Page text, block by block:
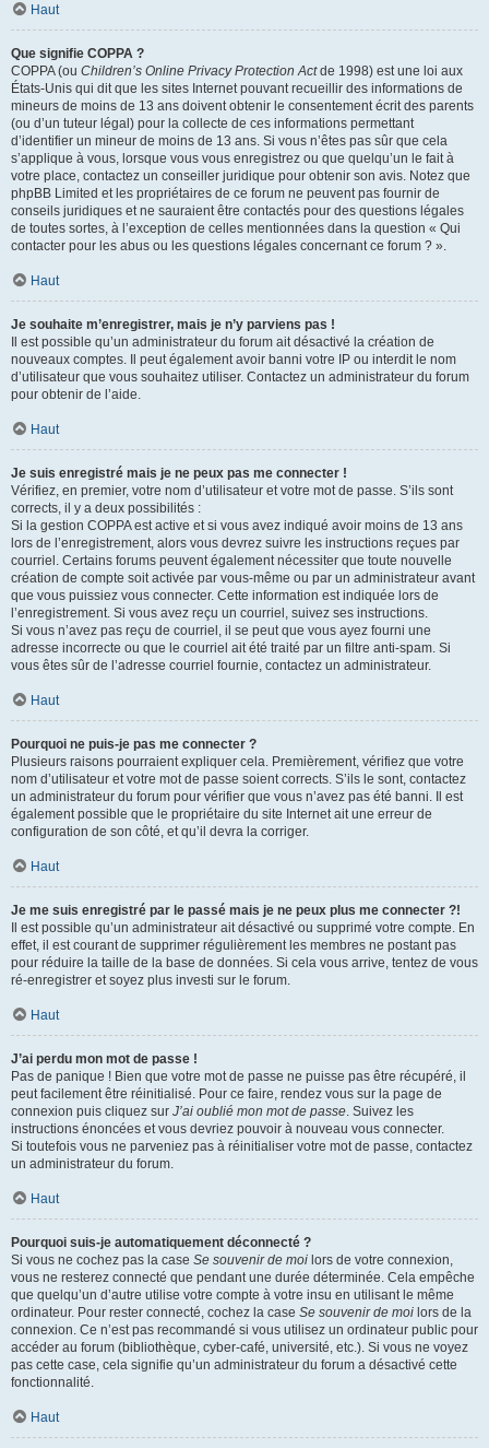
Haut
Que signifie COPPA ?
COPPA (ou Children’s Online Privacy Protection Actde 1998) est une loi aux
États-Unis qui dit que les sites Internet pouvant recueillir des informations de
mineurs de moins de 13 ans doivent obtenir le consentement écrit des parents
(ou d’un tuteur légal) pour la collecte de ces informations permettant
d’identifier un mineur de moins de 13 ans. Si vous n’êtes pas sûr que cela
s’applique à vous, lorsque vous vous enregistrez ou que quelqu’un le fait à
votre place, contactez un conseiller juridique pour obtenir son avis. Notez que
phpBB Limited et les propriétaires de ce forum ne peuvent pas fournir de
conseils juridiques et ne sauraient être contactés pour des questions légales
de toutes sortes, à l’exception de celles mentionnées dans la question « Qui
contacter pour les abus ou les questions légales concernant ce forum ? ».
Haut
Je souhaite m’enregistrer, mais je n’y parviens pas !
Il est possible qu’un administrateur du forum ait désactivé la création de
nouveaux comptes. Il peut également avoir banni votre IP ou interdit le nom
d’utilisateur que vous souhaitez utiliser. Contactez un administrateur du forum
pour obtenir de l’aide.
Haut
Je suis enregistré mais je ne peux pas me connecter !
Vérifiez, en premier, votre nom d’utilisateur et votre mot de passe. S’ils sont
corrects, il y a deux possibilités :
Si la gestion COPPA est active et si vous avez indiqué avoir moins de 13 ans
lors de l’enregistrement, alors vous devrez suivre les instructions reçues par
courriel. Certains forums peuvent également nécessiter que toute nouvelle
création de compte soit activée par vous-même ou par un administrateur avant
que vous puissiez vous connecter. Cette information est indiquée lors de
l’enregistrement. Si vous avez reçu un courriel, suivez ses instructions.
Si vous n’avez pas reçu de courriel, il se peut que vous ayez fourni une
adresse incorrecte ou que le courriel ait été traité par un filtre anti-spam. Si
vous êtes sûr de l’adresse courriel fournie, contactez un administrateur.
Haut
Pourquoi ne puis-je pas me connecter ?
Plusieurs raisons pourraient expliquer cela. Premièrement, vérifiez que votre
nom d’utilisateur et votre mot de passe soient corrects. S’ils le sont, contactez
un administrateur du forum pour vérifier que vous n’avez pas été banni. Il est
également possible que le propriétaire du site Internet ait une erreur de
configuration de son côté, et qu’il devra la corriger.
Haut
Je me suis enregistré par le passé mais je ne peux plus me connecter ?!
Il est possible qu’un administrateur ait désactivé ou supprimé votre compte. En
effet, il est courant de supprimer régulièrement les membres ne postant pas
pour réduire la taille de la base de données. Si cela vous arrive, tentez de vous
ré-enregistrer et soyez plus investi sur le forum.
Haut
J’ai perdu mon mot de passe !
Pas de panique ! Bien que votre mot de passe ne puisse pas être récupéré, il
peut facilement être réinitialisé. Pour ce faire, rendez vous sur la page de
connexion puis cliquez sur J’ai oublié mon mot de passe. Suivez les
instructions énoncées et vous devriez pouvoir à nouveau vous connecter.
Si toutefois vous ne parveniez pas à réinitialiser votre mot de passe, contactez
un administrateur du forum.
Haut
Pourquoi suis-je automatiquement déconnecté ?
Si vous ne cochez pas la case Se souvenir de moi lors de votre connexion,
vous ne resterez connecté que pendant une durée déterminée. Cela empêche
que quelqu’un d’autre utilise votre compte à votre insu en utilisant le même
ordinateur. Pour rester connecté, cochez la case Se souvenir de moi lors de la
connexion. Ce n’est pas recommandé si vous utilisez un ordinateur public pour
accéder au forum (bibliothèque, cyber-café, université, etc.). Si vous ne voyez
pas cette case, cela signifie qu’un administrateur du forum a désactivé cette
fonctionnalité.
Haut